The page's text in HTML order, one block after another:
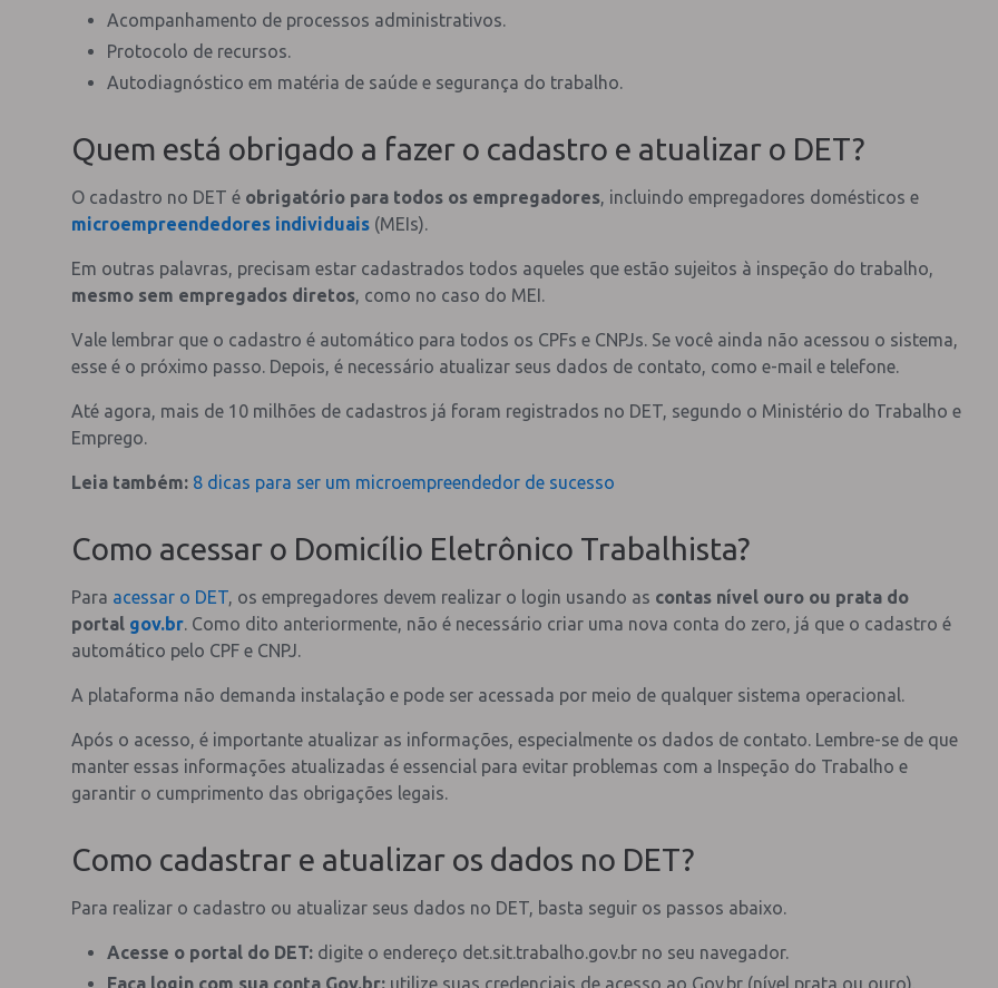
Acompanhamento de processos administrativos.
Protocolo de recursos.
Autodiagnóstico em matéria de saúde e segurança do trabalho.
Quem está obrigado a fazer o cadastro e atualizar o DET?
O cadastro no DET é obrigatório para todos os empregadores, incluindo empregadores domésticos e
microempreendedores individuais (MEIs).
Em outras palavras, precisam estar cadastrados todos aqueles que estão sujeitos à inspeção do trabalho,
mesmo sem empregados diretos, como no caso do MEI.
Vale lembrar que o cadastro é automático para todos os CPFs e CNPJs. Se você ainda não acessou o sistema,
esse é o próximo passo. Depois, é necessário atualizar seus dados de contato, como e-mail e telefone.
Até agora, mais de 10 milhões de cadastros já foram registrados no DET, segundo o Ministério do Trabalho e
Emprego.
Leia também: 8 dicas para ser um microempreendedor de sucesso
Como acessar o Domicílio Eletrônico Trabalhista?
Para acessar o DET, os empregadores devem realizar o login usando as contas nível ouro ou prata do
portal gov.br. Como dito anteriormente, não é necessário criar uma nova conta do zero, já que o cadastro é
automático pelo CPF e CNPJ.
A plataforma não demanda instalação e pode ser acessada por meio de qualquer sistema operacional.
Após o acesso, é importante atualizar as informações, especialmente os dados de contato. Lembre-se de que
manter essas informações atualizadas é essencial para evitar problemas com a Inspeção do Trabalho e
garantir o cumprimento das obrigações legais.
Como cadastrar e atualizar os dados no DET?
Para realizar o cadastro ou atualizar seus dados no DET, basta seguir os passos abaixo.
Acesse o portal do DET: digite o endereço det.sit.trabalho.gov.br no seu navegador.
Faça login com sua conta Gov.br: utilize suas credenciais de acesso ao Gov.br (nível prata ou ouro).